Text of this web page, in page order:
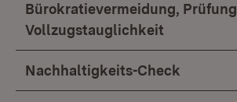
Bürokratievermeidung, Prüfung
Vollzugstauglichkeit
Nachhaltigkeits-Check